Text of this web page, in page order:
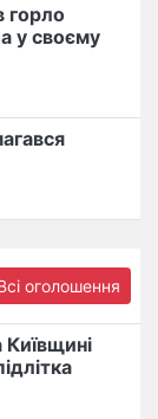
горло
у своєму
оголошення
Київщині